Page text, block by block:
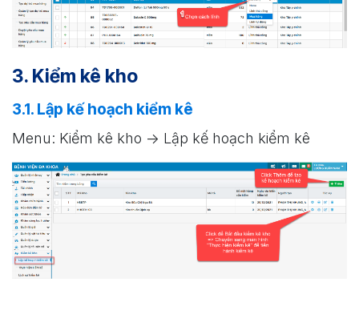
3. Kiểm kê kho
3.1. Lập kế hoạch kiểm kê
Menu: Kiểm kê kho -> Lập kế hoạch kiểm kê